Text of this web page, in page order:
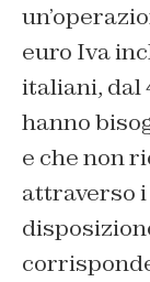
euro Iva
italiani, dal
hanno
e che non
attraverso